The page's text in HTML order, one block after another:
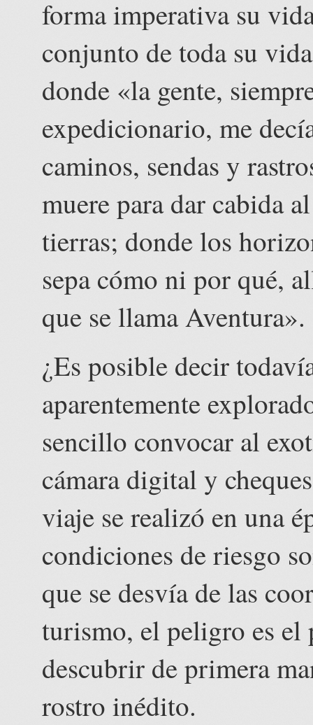
forma imperativa su
conjunto de toda su
donde «la gente,
expedicionario, me
caminos, sendas y
muere para dar cabida
tierras; donde los
sepa cómo ni por qué,
que se llama Aventura».
¿Es posible decir
aparentemente
sencillo convocar al
cámara digital y
viaje se realizó en una
condiciones de riesgo
que se desvía de las
turismo, el peligro es el
descubrir de primera
rostro inédito.